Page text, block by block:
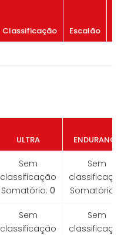
Classificação Escalão
ULTRA ENDURANCE
Sem
classificação
Somatório: 0
Sem
Somatório:
Sem
classificação
Sem